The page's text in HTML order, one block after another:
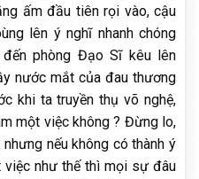
ấm đầu tiên rọi vào, cậu
lên ý nghĩ nhanh chóng
phòng Đạo Sĩ kêu lên
nước mắt của đau thương
khi ta truyền thụ võ nghệ,
một việc không ? Đừng lo,
nếu không có thành ý
việc như thế thì mọi sự đâu